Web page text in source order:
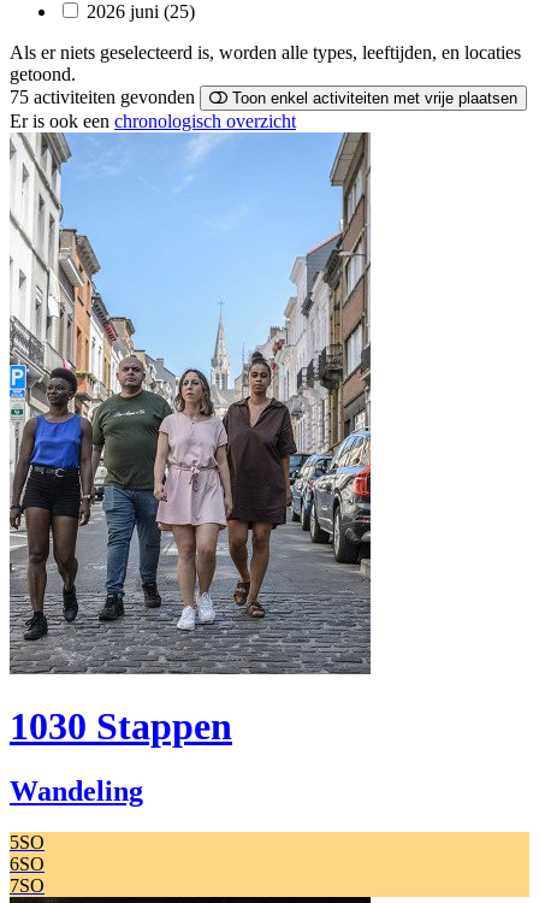
2026 juni (25)
Als er niets geselecteerd is, worden alle types, leeftijden, en locaties
getoond.
75 activiteiten gevonden Toon enkel activiteiten met vrije plaatsen
Er is ook een chronologisch overzicht
1030 Stappen
Wandeling
5SO
6SO
7SO